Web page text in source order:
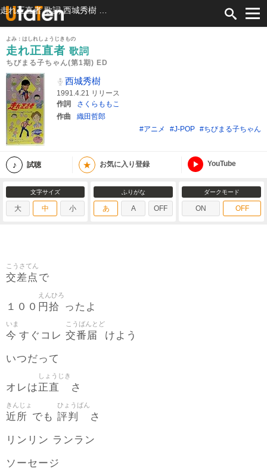
よみ：はしれしょうじきもの
走れ正直者 歌詞
ちびまる子ちゃん(第1期) ED
西城秀樹
1991.4.21 リリース
作詞
さくらももこ
作曲
織田哲郎
#アニメ
#J-POP #ちびまる子ちゃん
試聴 ★ お気に入り登録 YouTube
文字サイズ
大 中 小
ふりがな
あ A OFF
ダークモード
ON OFF
交差点
こうさてん
で
１００ 円拾
えんひろ
ったよ
今
いま
すぐコレ 交番届
こうばんとど
けよう
いつだって
オレは 正直
しょうじき
さ
近所
きんじょ
でも 評判
ひょうばん
さ
リンリン ランラン
ソーセージ